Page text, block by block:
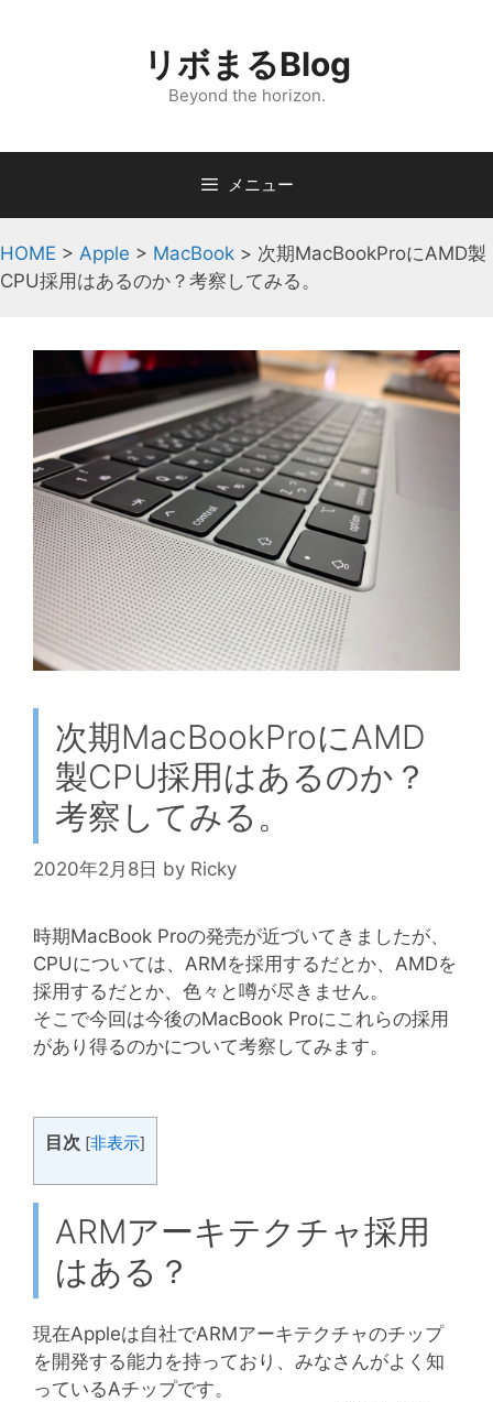
へ
プ
リボまるBlog
Beyond the horizon.
メニュー
HOME > Apple > MacBook > 次期MacBookProにAMD製
CPU採用はあるのか？考察してみる。
次期MacBookProにAMD
製CPU採用はあるのか？
考察してみる。
2020年2月8日 by Ricky
時期MacBook Proの発売が近づいてきましたが、
CPUについては、ARMを採用するだとか、AMDを
採用するだとか、色々と噂が尽きません。
そこで今回は今後のMacBook Proにこれらの採用
があり得るのかについて考察してみます。
目次 [非表示]
ARMアーキテクチャ採用
はある？
現在Appleは自社でARMアーキテクチャのチップ
を開発する能力を持っており、みなさんがよく知
っているAチップです。